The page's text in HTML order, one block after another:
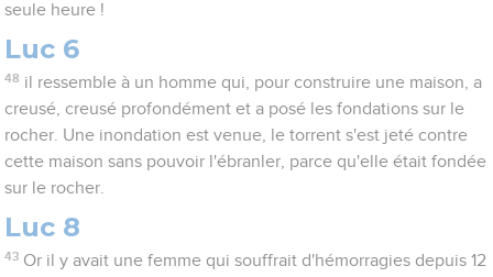
seule heure !
Luc 6
48 il ressemble à un homme qui, pour construire une maison, a
creusé, creusé profondément et a posé les fondations sur le
rocher. Une inondation est venue, le torrent s'est jeté contre
cette maison sans pouvoir l'ébranler, parce qu'elle était fondée
sur le rocher.
Luc 8
43 Or il y avait une femme qui souffrait d'hémorragies depuis 12